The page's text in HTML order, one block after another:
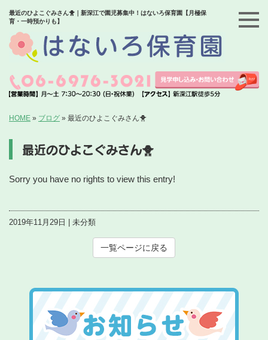
最近のひよこぐみさん🐥｜新深江で園児募集中！はないろ保育園【月極保
育・一時預かりも】
HOME » ブログ » 最近のひよこぐみさん🐥
最近のひよこぐみさん🐥
Sorry you have no rights to view this entry!
2019年11月29日 | 未分類
一覧ページに戻る